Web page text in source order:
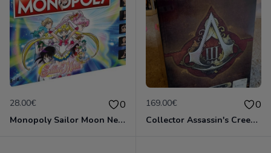
28.00€ 0
Monopoly Sailor Moon Neuf scellé
169.00€ 0
Collector Assassin's Creed 3 Neuf emballé!